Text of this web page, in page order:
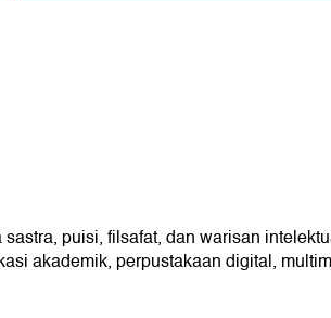
puisi, filsafat, dan warisan
akademik, perpustakaan digital,